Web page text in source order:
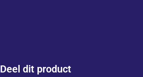
Deel dit product